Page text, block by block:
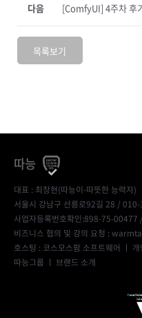
[ComfyUI] 4주차 후
다음
목록보기
따능
대표 : 최창현(따능이-따뜻한 능력자)
서울시 강남구 선릉로92길 28 /
사업자등록번호확인:898-75-00477
비즈니스 협의 및 강의 요청 :
호스팅 : 코스모스팜 소프트웨어 ㅣ
따능그룹 ㅣ 브랜드 소개